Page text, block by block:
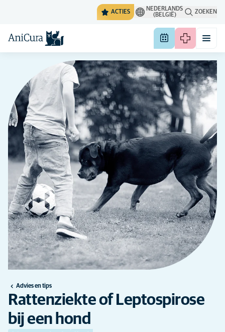
ACTIES
NEDERLANDS
(BELGIË)
ZOEKEN
Advies en tips
Rattenziekte of Leptospirose
bij een hond